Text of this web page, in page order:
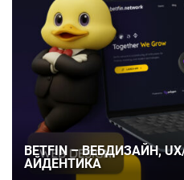
BETFIN – ВЕБДИЗАЙН,
АЙДЕНТИКА